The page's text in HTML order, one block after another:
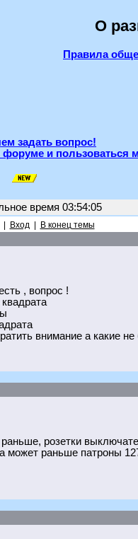
О
Правила
задать вопрос!
и пользоваться
время 03:54:05
Вход| В конец темы
, вопрос !
внимание а какие не
розетки
раньше патроны